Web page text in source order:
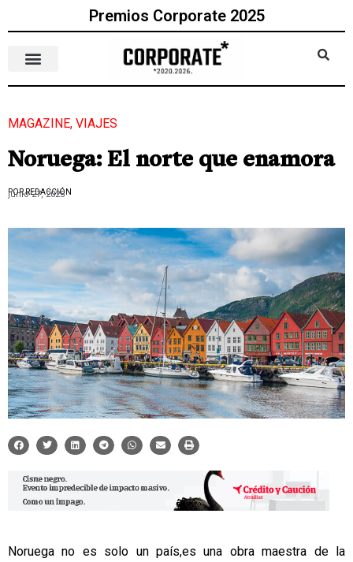
Premios Corporate 2025
MAGAZINE, VIAJES
Noruega: El norte que enamora
POR REDACCIÓN
junio 27, 2025
Noruega no es solo un país,es una obra maestra de la